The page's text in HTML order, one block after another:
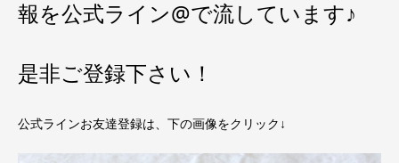
報を公式ライン@で流しています♪
是非ご登録下さい！
公式ラインお友達登録は、下の画像をクリック↓